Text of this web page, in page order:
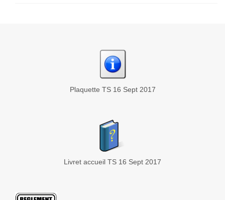
Plaquette TS 16 Sept 2017
Livret accueil TS 16 Sept 2017